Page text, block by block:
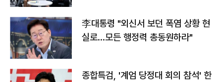
李대통령 "외신서 보던 폭염 상황 현
실로…모든 행정력 총동원하라"
종합특검, '계엄 당정대 회의 참석' 한